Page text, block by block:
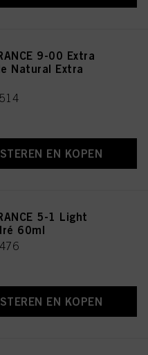
9-00 Extra
Natural Extra
EN KOPEN
5-1 Light
60ml
EN KOPEN